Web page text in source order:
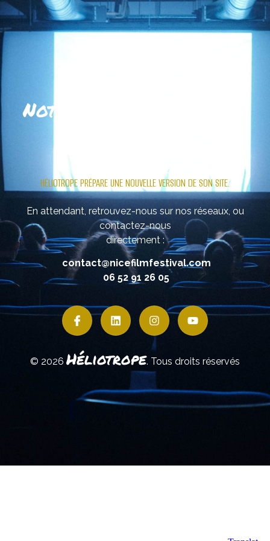
Notre site se refait une
HÉLIOTROPE PRÉPARE UNE NOUVELLE VERSION DE SON SITE.
En attendant, retrouvez-nous sur nos réseaux, ou
contactez-nous
directement :
contact@nicefilmfestival.com
06 52 91 26 05
© 2026Héliotrope. Tous droits réservés